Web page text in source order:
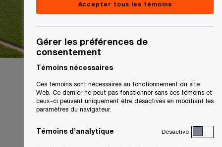
Accepter tous les témoins
Gérer les préférences de
consentement
Témoins nécessaires
Ces témoins sont nécessaires au fonctionnement du site
Web. Ce dernier ne peut pas fonctionner sans ces témoins et
ceux-ci peuvent uniquement être désactivés en modifiant les
paramètres du navigateur.
Témoins d’analytique Désactivé